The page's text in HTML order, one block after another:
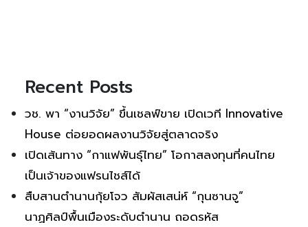
Recent Posts
วช. พา “งานวิจัย” ขึ้นเชลฟ์ขาย เปิดเวที Innovative
House ต่อยอดผลงานวิจัยสู่ตลาดจริง
เปิดเส้นทาง “กาแฟพันธุ์ไทย” โอกาสลงทุนที่คนไทย
เป็นเจ้าของแฟรนไชส์ได้
สืบสานตำนานกุ้ยโจว สัมผัสเสน่ห์ “กุนซานจู”
นาฏศิลป์พื้นเมืองระดับตำนาน ถอดรหัส